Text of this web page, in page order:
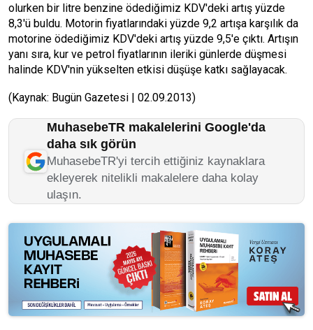
olurken bir litre benzine ödediğimiz KDV'deki artış yüzde
8,3'ü buldu. Motorin fiyatlarındaki yüzde 9,2 artışa karşılık da
motorine ödediğimiz KDV'deki artış yüzde 9,5'e çıktı. Artışın
yanı sıra, kur ve petrol fiyatlarının ileriki günlerde düşmesi
halinde KDV'nin yükselten etkisi düşüşe katkı sağlayacak.
(Kaynak: Bugün Gazetesi | 02.09.2013)
MuhasebeTR makalelerini Google'da
daha sık görün
MuhasebeTR'yi tercih ettiğiniz kaynaklara
ekleyerek nitelikli makalelere daha kolay
ulaşın.